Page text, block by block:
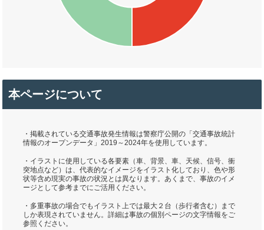
本ページについて
・掲載されている交通事故発生情報は警察庁公開の「交通事故統計
情報のオープンデータ」2019～2024年を使用しています。
・イラストに使用している各要素（車、背景、車、天候、信号、衝
突地点など）は、代表的なイメージをイラスト化しており、色や形
状等含め現実の事故の状況とは異なります。あくまで、事故のイメ
ージとして参考までにご活用ください。
・多重事故の場合でもイラスト上では最大２台（歩行者含む）まで
しか表現されていません。詳細は事故の個別ページの文字情報をご
参照ください。